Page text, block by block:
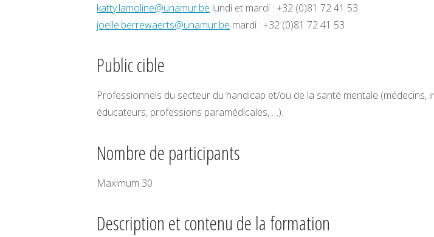
katty.lamoline@unamur.be lundi et mardi : +32 (0)81 72 41 53
joelle.berrewaerts@unamur.be mardi : +32 (0)81 72 41 53
Public cible
Professionnels du secteur du handicap et/ou de la santé mentale
éducateurs, professions paramédicales, …).
Nombre de participants
Maximum 30
Description et contenu de la formation